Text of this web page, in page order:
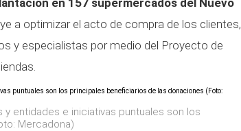
en 157 supermercados del Nuevo
a optimizar el acto de compra de los clientes,
y especialistas por medio del Proyecto de
entidades e iniciativas puntuales son los
Mercadona)